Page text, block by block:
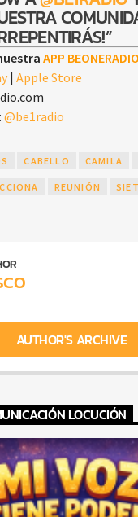
APP BEONERADIO
|Apple Store
@be1radio
CABELLO CAMILA
REUNIÓN
AUTHOR'S ARCHIVE
LOCUCIÓN